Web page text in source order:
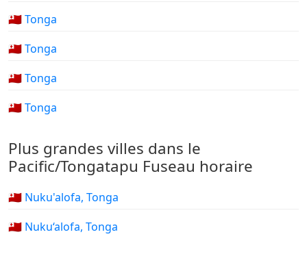
🇹🇴 Tonga
🇹🇴 Tonga
🇹🇴 Tonga
🇹🇴 Tonga
Plus grandes villes dans le
Pacific/Tongatapu Fuseau horaire
🇹🇴 Nuku'alofa, Tonga
🇹🇴 Nuku‘alofa, Tonga